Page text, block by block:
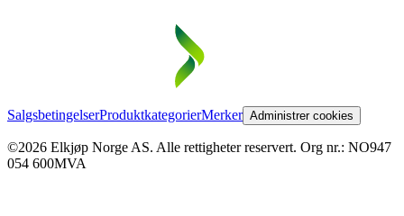
SalgsbetingelserProduktkategorierMerker Administrer cookies
©2026 Elkjøp Norge AS. Alle rettigheter reservert. Org nr.: NO947
054 600MVA